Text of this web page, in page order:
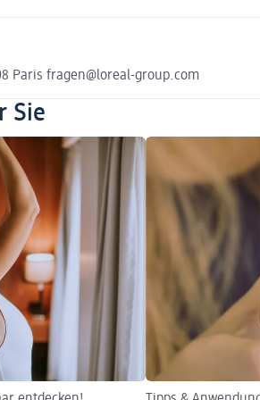
Paris fragen@loreal-group.com
Sie